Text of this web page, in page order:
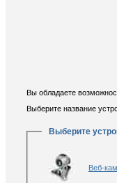
Вы обладаете
Выберите название
Выберите
Веб-